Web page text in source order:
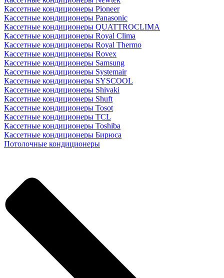
Кассетные кондиционеры Pioneer
Кассетные кондиционеры Panasonic
Кассетные кондиционеры QUATTROCLIMA
Кассетные кондиционеры Royal Clima
Кассетные кондиционеры Royal Thermo
Кассетные кондиционеры Rovex
Кассетные кондиционеры Samsung
Кассетные кондиционеры Systemair
Кассетные кондиционеры SYSCOOL
Кассетные кондиционеры Shivaki
Кассетные кондиционеры Shuft
Кассетные кондиционеры Tosot
Кассетные кондиционеры TCL
Кассетные кондиционеры Toshiba
Кассетные кондиционеры Бирюса
Потолочные кондиционеры